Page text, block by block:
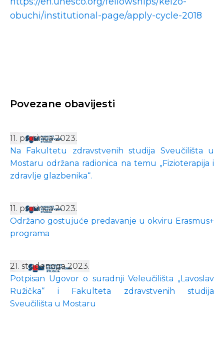
obuchi/institutional-page/apply-cycle-2018
Povezane obavijesti
11. prosinca 2023.
Na Fakultetu zdravstvenih studija Sveučilišta u
Mostaru održana radionica na temu „Fizioterapija i
zdravlje glazbenika“.
11. prosinca 2023.
Održano gostujuće predavanje u okviru Erasmus+
programa
21. studenoga 2023.
Potpisan Ugovor o suradnji Veleučilišta „Lavoslav
Ružička“ i Fakulteta zdravstvenih studija
Sveučilišta u Mostaru